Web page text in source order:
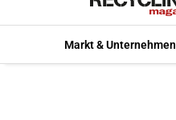
Markt & Unternehmen